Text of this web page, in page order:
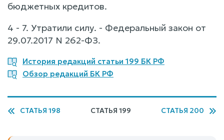
бюджетных кредитов.
4 - 7. Утратили силу. - Федеральный закон от
29.07.2017 N 262-ФЗ.
История редакций статьи 199 БК РФ
Обзор редакций БК РФ
СТАТЬЯ 198 СТАТЬЯ 199 СТАТЬЯ 200